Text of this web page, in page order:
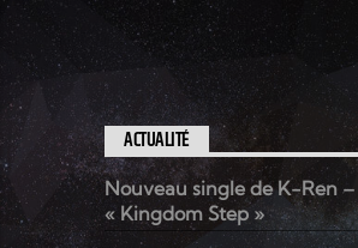
ACTUALITÉ
Nouveau single de K-Ren –
« Kingdom Step »